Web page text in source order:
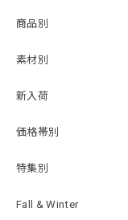
商品別
素材別
新入荷
価格帯別
特集別
Fall & Winter